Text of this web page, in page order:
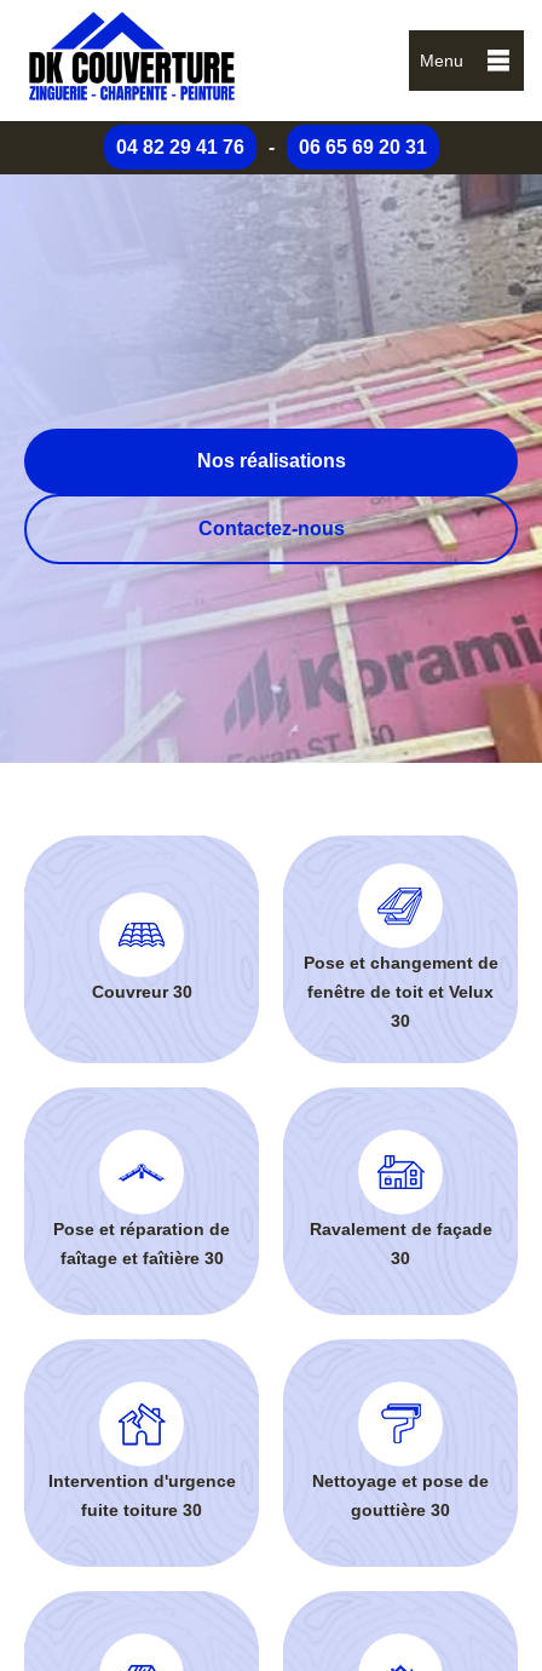
Menu
04 82 29 41 76 - 06 65 69 20 31
Nos réalisations
Contactez-nous
Couvreur 30
Pose et changement de
fenêtre de toit et Velux
30
Pose et réparation de
faîtage et faîtière 30
Ravalement de façade
30
Intervention d'urgence
fuite toiture 30
Nettoyage et pose de
gouttière 30